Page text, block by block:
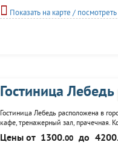
Показать на карте /
Гостиница Лебедь
Гостиница Лебедь расположена в
кафе, тренажерный зал, прачечная.
необходимой техникой. Для деловых
Цены от 1300.00 до